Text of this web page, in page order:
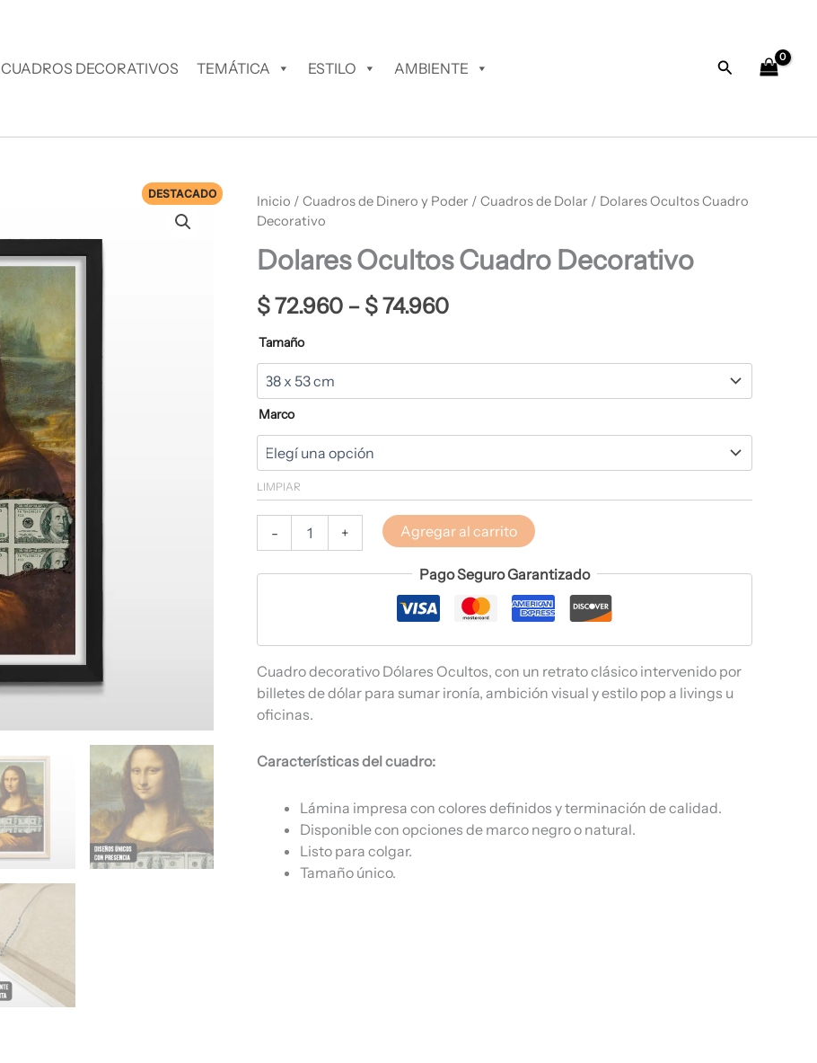
CUADROS DECORATIVOS TEMÁTICA ESTILO AMBIENTE Buscar
DESTACADO Inicio / Cuadros de Dinero y Poder / Cuadros de Dolar / Dolares Ocultos Cuadro
Decorativo
Dolares Ocultos Cuadro Decorativo
$72.960 – $74.960
Rango
precios:
desde
hasta
$ 74.960
Tamaño
Marco
LIMPIAR
-
Dolares
Ocultos
Decorativo
cantidad
+ Agregar al carrito
Pago Seguro Garantizado
Cuadro decorativo Dólares Ocultos, con un retrato clásico intervenido por
billetes de dólar para sumar ironía, ambición visual y estilo pop a livings u
oficinas.
Características del cuadro:
Lámina impresa con colores definidos y terminación de calidad.
Disponible con opciones de marco negro o natural.
Listo para colgar.
Tamaño único.